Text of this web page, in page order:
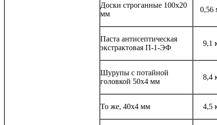
Доски строганные 100x20
мм
0,56
Паста антисептическая
экстрактовая П-1-ЭФ
9,1
Шурупы с потайной
головкой 50x4 мм
8,4
То же, 40x4 мм 4,5